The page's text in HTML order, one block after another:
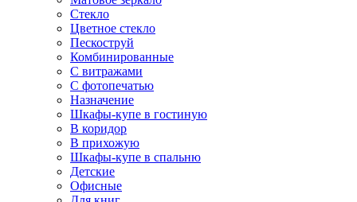
Стекло
Цветное стекло
Пескоструй
Комбинированные
С витражами
С фотопечатью
Назначение
Шкафы-купе в гостиную
В коридор
В прихожую
Шкафы-купе в спальню
Детские
Офисные